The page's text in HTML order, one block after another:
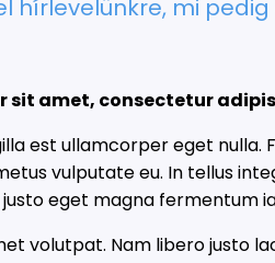
hírlevelünkre, mi
sit amet, consectetur
est ullamcorper eget
vulputate eu. In tellus
eget magna fermentum
volutpat. Nam libero justo